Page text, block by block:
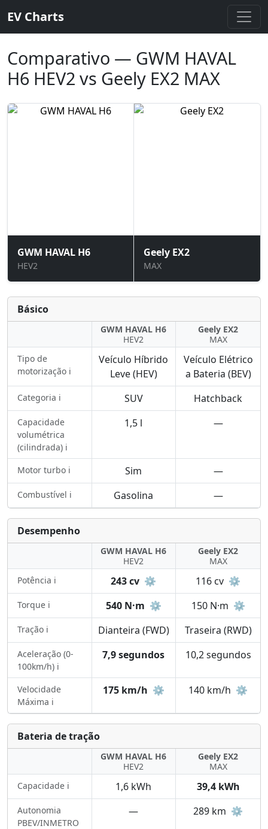
EV Charts
Comparativo — GWM HAVAL
H6 HEV2 vs Geely EX2 MAX
GWM HAVAL H6
HEV2
Geely EX2
MAX
Básico
GWM HAVAL H6
HEV2
Geely EX2
MAX
Tipo de
motorização ℹ️
Veículo Híbrido
Leve (HEV)
Veículo Elétrico
a Bateria (BEV)
Categoria ℹ️ SUV Hatchback
Capacidade
volumétrica
(cilindrada) ℹ️
1,5 l —
Motor turbo ℹ️ Sim —
Combustível ℹ️ Gasolina —
Desempenho
GWM HAVAL H6
HEV2
Geely EX2
MAX
Potência ℹ️
243 cv ⚙️ 116 cv ⚙️
Torque ℹ️ 540 N·m ⚙️ 150 N·m ⚙️
Tração ℹ️ Dianteira (FWD) Traseira (RWD)
Aceleração (0-
100km/h) ℹ️
7,9 segundos 10,2 segundos
Velocidade
Máxima ℹ️
175 km/h ⚙️ 140 km/h ⚙️
Bateria de tração
GWM HAVAL H6
HEV2
Geely EX2
MAX
Capacidade ℹ️
1,6 kWh 39,4 kWh
Autonomia
PBEV/INMETRO
— 289 km ⚙️